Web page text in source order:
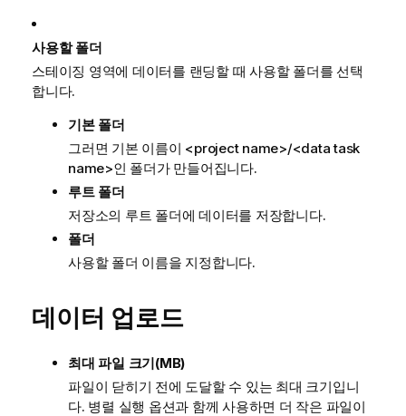
사용할 폴더
스테이징 영역에 데이터를 랜딩할 때 사용할 폴더를 선택
합니다.
기본 폴더
그러면 기본 이름이 <project name>/<data task
name>인 폴더가 만들어집니다.
루트 폴더
저장소의 루트 폴더에 데이터를 저장합니다.
폴더
사용할 폴더 이름을 지정합니다.
데이터 업로드
최대 파일 크기(MB)
파일이 닫히기 전에 도달할 수 있는 최대 크기입니
다. 병렬 실행 옵션과 함께 사용하면 더 작은 파일이